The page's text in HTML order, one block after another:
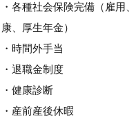
・各種社会保険完備（雇用
康、厚生年金）
・時間外手当
・退職金制度
・健康診断
・産前産後休暇